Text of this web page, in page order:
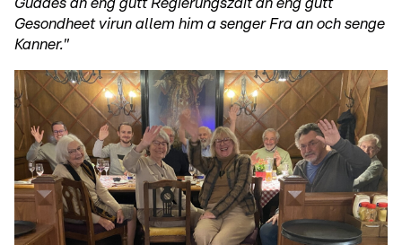
Guddes an eng gutt Regierungszäit an eng gutt
Gesondheet virun allem him a senger Fra an och senge
Kanner."